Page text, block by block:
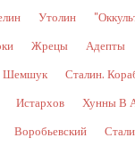
Утолин
Жрецы Адепты
Шемшук Сталин.
Истархов Хунны В
Воробьевский